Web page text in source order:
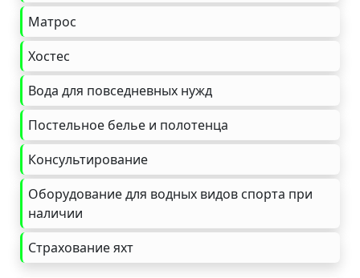
Матрос
Хостес
Вода для повседневных нужд
Постельное белье и полотенца
Консультирование
Оборудование для водных видов спорта при
наличии
Страхование яхт